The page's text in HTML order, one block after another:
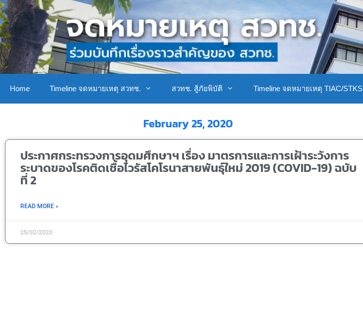
Home Timeline จดหมายเหตุ สวทช. สวทช. สู้ภัยพิบัติ Timeline จดหมายเหตุ TIAC/STKS
February 25, 2020
ประกาศกระทรวงการอุดมศึกษาฯ เรื่อง มาตรการและการเฝ้าระวังการ
ระบาดของโรคติดเชื้อไวรัสโคโรนาสายพันธุ์ใหม่ 2019 (COVID-19) ฉบับ
ที่ 2
READ MORE »
25/02/2020